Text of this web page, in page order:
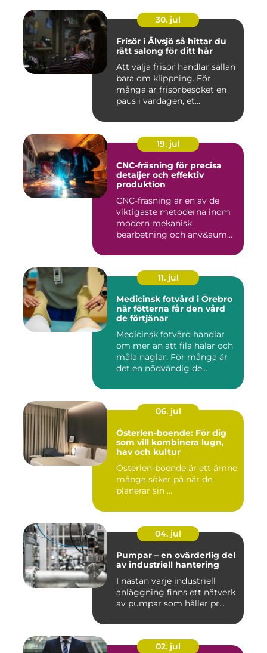
30. jul
Frisör i Älvsjö så hittar du
rätt salong för ditt hår
Att välja frisör handlar sällan
bara om klippning. För
många är frisörbesöket en
paus i vardagen, et...
19. jul
CNC-fräsning för precisa
detaljer och effektiv
produktion
CNC-fräsning är en av de
viktigaste metoderna inom
modern mekanisk
bearbetning och anv&aum...
11. jul
Medicinsk fotvård i Örebro
när fötterna får den vård
de förtjänar
Medicinsk fotvård handlar
om mer än att fila hälar och
måla naglar. För många är
det en nödvändig de...
06. jul
Österlen-boende: För dig
som vill kombinera lugn,
hav och kultur
Österlen-boende är ett ämne
många söker på när de
planerar sin ...
04. jul
Pumpar – en ovärderlig del
av industriell hantering
I nästan varje industriell
anläggning finns ett nätverk
av pumpar som håller pr...
02. jul